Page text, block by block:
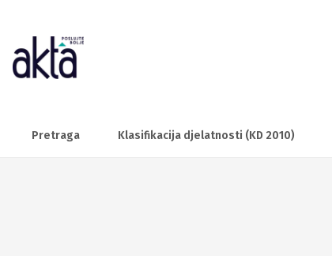
Pretraga Klasifikacija djelatnosti (KD 2010)